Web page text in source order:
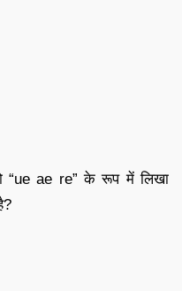
“ue ae re” के रूप में लिखा